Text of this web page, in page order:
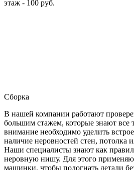
этаж - 100 руб.
Сборка
В нашей компании работают
большим стажем, которые знают все
внимание необходимо уделить
наличие неровностей стен, потолка
Наши специалисты знают как
неровную нишу. Для этого
машинки, чтобы подогнать детали